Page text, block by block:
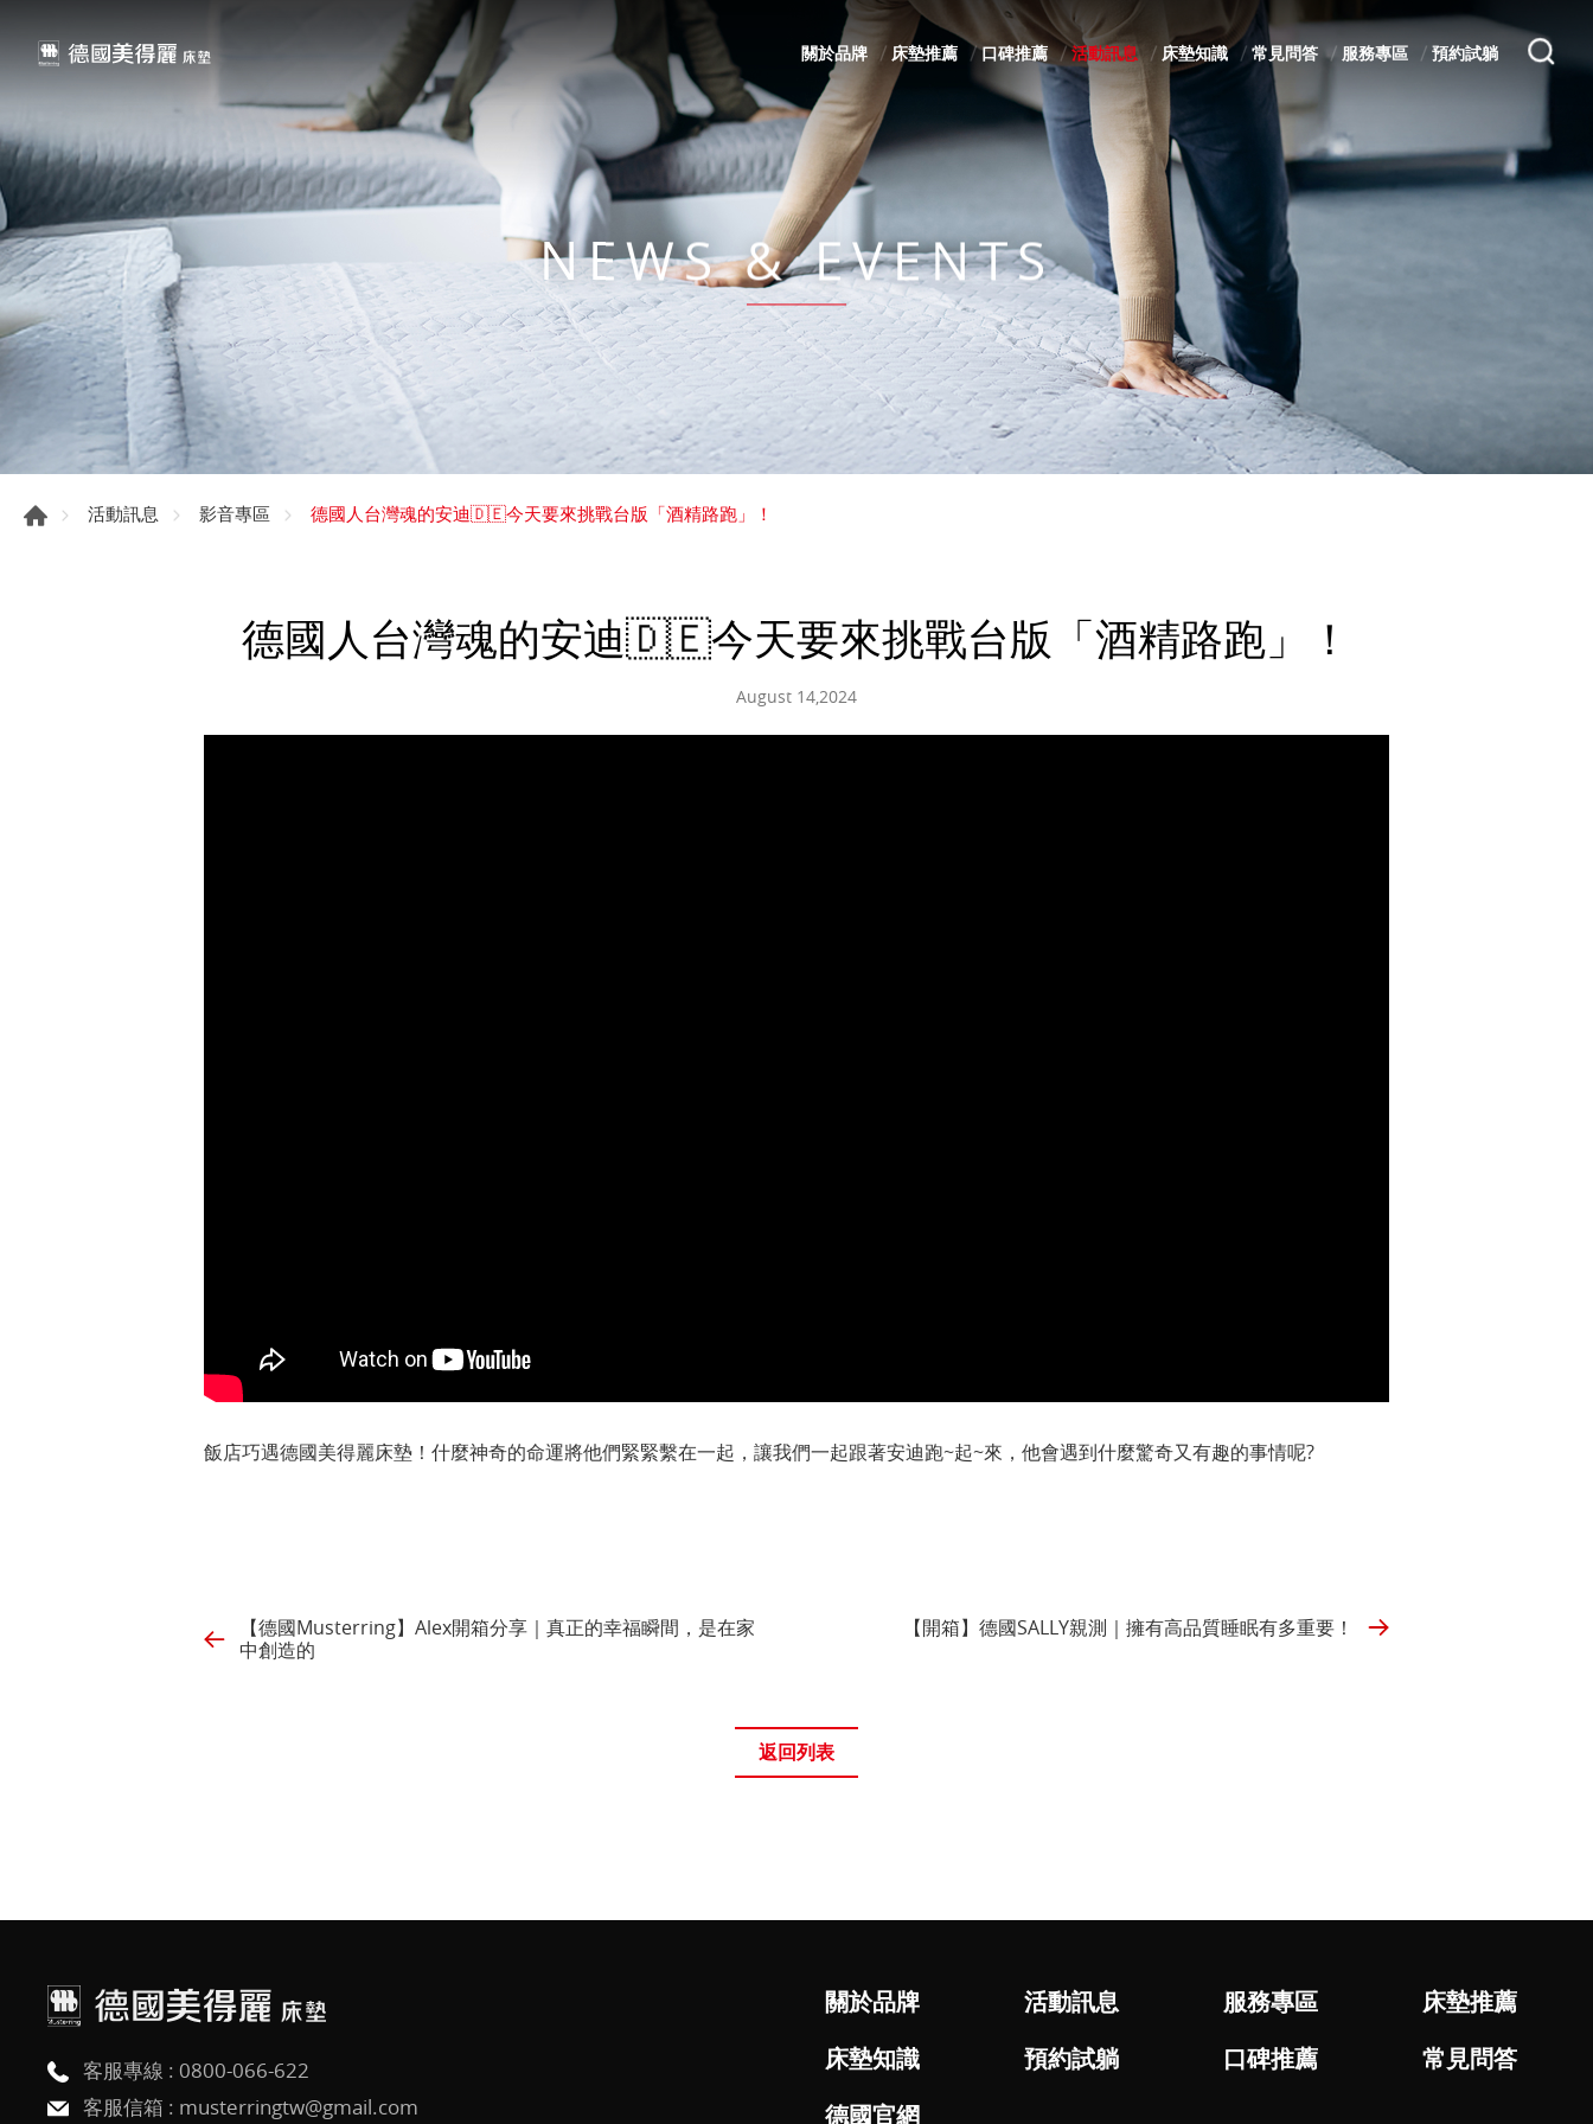
關於品牌 床墊推薦 口碑推薦 活動訊息 床墊知識 常見問答 服務專區 預約試躺
NEWS & EVENTS
活動訊息 影音專區 德國人台灣魂的安迪🇩🇪今天要來挑戰台版「酒精路跑」！
德國人台灣魂的安迪🇩🇪今天要來挑戰台版「酒精路跑」！
August 14,2024
飯店巧遇德國美得麗床墊！什麼神奇的命運將他們緊緊繫在一起，讓我們一起跟著安迪跑~起~來，他會遇到什麼驚奇又有趣的事情呢?
【德國Musterring】Alex開箱分享｜真正的幸福瞬間，是在家
中創造的
【開箱】德國SALLY親測｜擁有高品質睡眠有多重要！
返回列表
關於品牌 活動訊息 服務專區
床墊推薦
床墊知識
預約試躺 口碑推薦
常見問答
德國官網
客服專線 : 0800-066-622
客服信箱 : musterringtw@gmail.com